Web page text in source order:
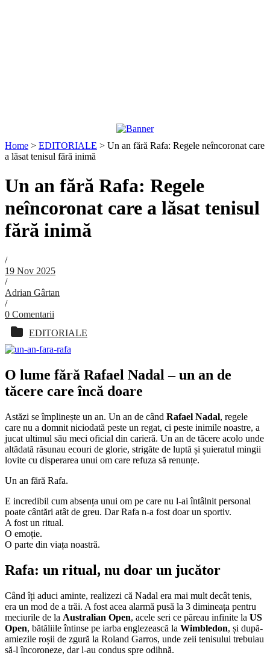
Home > EDITORIALE > Un an fără Rafa: Regele neîncoronat care
a lăsat tenisul fără inimă
Un an fără Rafa: Regele
neîncoronat care a lăsat tenisul
fără inimă
/
19 Nov 2025
/
Adrian Gârtan
/
0 Comentarii
EDITORIALE
O lume fără Rafael Nadal – un an de
tăcere care încă doare
Astăzi se împlinește un an. Un an de când Rafael Nadal, regele
care nu a domnit niciodată peste un regat, ci peste inimile noastre, a
jucat ultimul său meci oficial din carieră. Un an de tăcere acolo unde
altădată răsunau ecouri de glorie, strigăte de luptă și șuieratul mingii
lovite cu disperarea unui om care refuza să renunțe.
Un an fără Rafa.
E incredibil cum absența unui om pe care nu l-ai întâlnit personal
poate cântări atât de greu. Dar Rafa n-a fost doar un sportiv.
A fost un ritual.
O emoție.
O parte din viața noastră.
Rafa: un ritual, nu doar un jucător
Când îți aduci aminte, realizezi că Nadal era mai mult decât tenis,
era un mod de a trăi. A fost acea alarmă pusă la 3 dimineața pentru
meciurile de la Australian Open, acele seri ce păreau infinite la US
Open, bătăliile întinse pe iarba englezească la Wimbledon, și după-
amiezile roșii de zgură la Roland Garros, unde zeii tenisului trebuiau
să-l încoroneze, dar l-au condus spre odihnă.